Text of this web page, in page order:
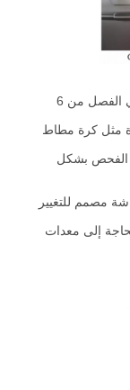
1. حتى 5 أضعاف الناتج لكل وحدة مساحة ؛دقة في الفصل من 6
مثل كرة مطاط
الفحص بشكل
مصمم للتغيير
إلى معدات